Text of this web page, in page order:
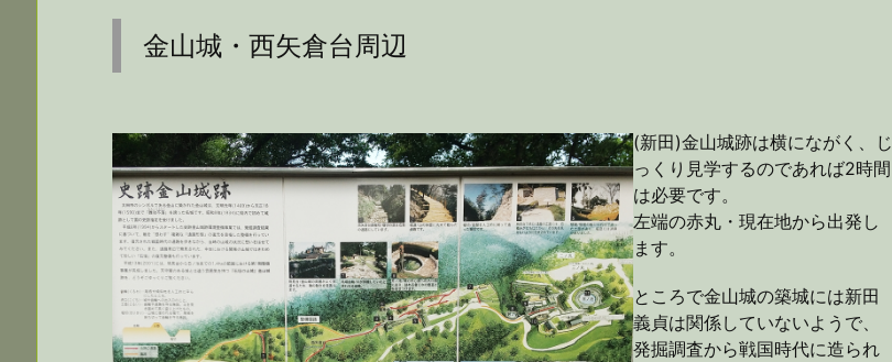
金山城・西矢倉台周辺
(新田)金山城跡は横にながく、じ
っくり見学するのであれば2時間
は必要です。
左端の赤丸・現在地から出発し
ます。
ところで金山城の築城には新田
義貞は関係していないようで、
発掘調査から戦国時代に造られ